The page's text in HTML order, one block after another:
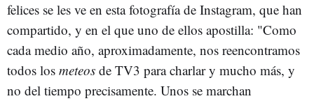
felices se les ve en esta fotografía de Instagram, que han
compartido, y en el que uno de ellos apostilla: "Como
cada medio año, aproximadamente, nos reencontramos
todos los meteos de TV3 para charlar y mucho más, y
no del tiempo precisamente. Unos se marchan